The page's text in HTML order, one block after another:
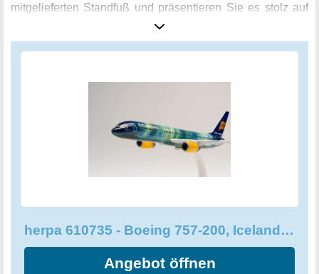
mitgelieferten Standfuß und präsentieren Sie es stolz auf
Ihrem Schreibtisch oder in Ihrer Miniaturmodellsammlung.
Ein Muss für jeden Flugzeugliebhaber: Dieses
Naturschauspiel der Hekla Aurora widerzuspiegeln. Holen
Sie sich jetzt dieses beeindruckende Modell Flugzeug für
herpa 610735 - Boeing 757-200, Icelandair Hekla Aurora
Angebot öffnen